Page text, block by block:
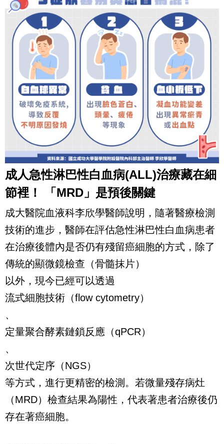
成人急性淋巴性白血病(ALL)治療藏在細
節裡！ 「MRD」是預後關鍵
成大醫院血液科李欣學醫師說明，隨著醫療檢測
技術的進步，醫師在評估急性淋巴性白血病患者
在治療後體內是否仍有殘留癌細胞的方式，除了
傳統的顯微鏡檢查（骨髓抹片）
以外，現今已經可以透過
流式細胞技術（flow cytometry）
、
定量聚合酵素鏈鎖反應（qPCR）
、
次世代定序（NGS）
等方式，進行更精密的檢測。若微量殘存病灶
（MRD）檢查結果為陽性，代表著患者治療後仍
存在著癌細胞。